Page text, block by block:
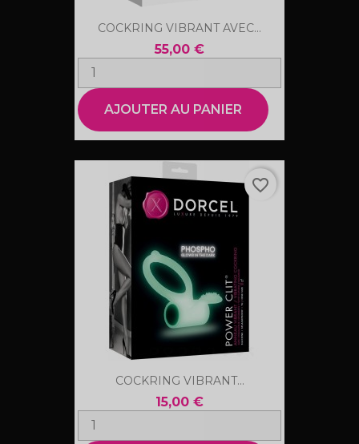
COCKRING VIBRANT AVEC...
55,00 €
AJOUTER AU PANIER
COCKRING VIBRANT...
15,00 €
favorite_border